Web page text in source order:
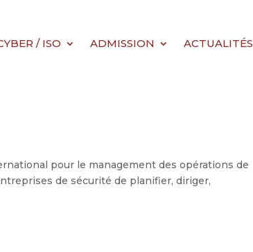
/ ISO ADMISSION ACTUALITÉS
pour le management des opérations de
de sécurité de planifier, diriger,